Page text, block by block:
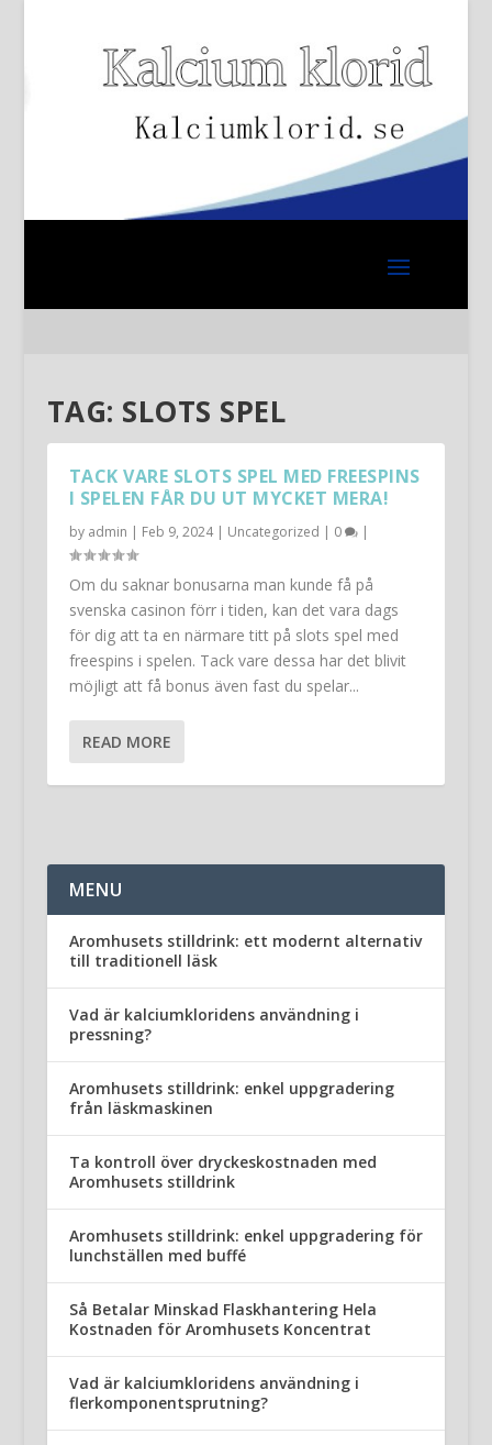
TAG: SLOTS SPEL
TACK VARE SLOTS SPEL MED FREESPINS
I SPELEN FÅR DU UT MYCKET MERA!
by admin | Feb 9, 2024| Uncategorized | 0 |
Om du saknar bonusarna man kunde få på
svenska casinon förr i tiden, kan det vara dags
för dig att ta en närmare titt på slots spel med
freespins i spelen. Tack vare dessa har det blivit
möjligt att få bonus även fast du spelar...
READ MORE
MENU
Aromhusets stilldrink: ett modernt alternativ
till traditionell läsk
Vad är kalciumkloridens användning i
pressning?
Aromhusets stilldrink: enkel uppgradering
från läskmaskinen
Ta kontroll över dryckeskostnaden med
Aromhusets stilldrink
Aromhusets stilldrink: enkel uppgradering för
lunchställen med buffé
Så Betalar Minskad Flaskhantering Hela
Kostnaden för Aromhusets Koncentrat
Vad är kalciumkloridens användning i
flerkomponentsprutning?